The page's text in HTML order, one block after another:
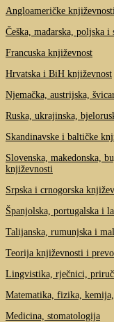
Angloameričke književnosti
Češka, mađarska, poljska
Francuska književnost
Hrvatska i BiH književnost
Njemačka, austrijska,
Ruska, ukrajinska,
Skandinavske i baltičke
Slovenska, makedonska,
književnosti
Srpska i crnogorska
Španjolska, portugalska i
Talijanska, rumunjska i
Teorija književnosti i
Lingvistika, rječnici,
Matematika, fizika,
Medicina, stomatologija